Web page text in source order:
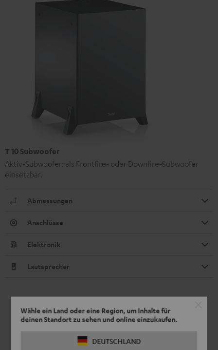
Wähle ein Land oder eine Region, um Inhalte für
deinen Standort zu sehen und online einzukaufen.
DEUTSCHLAND
T 10 Subwoofer
Aktiv-Subwoofer: als Frontfire- oder Downfire-Subwoofer
einsetzbar.
Abmessungen
Anschlüsse
Elektronik
Lautsprecher